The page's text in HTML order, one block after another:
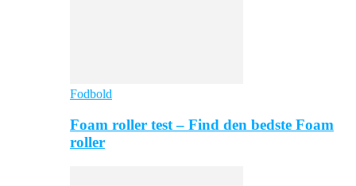
Fodbold
Foam roller test – Find den bedste Foam
roller